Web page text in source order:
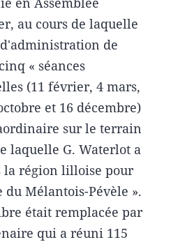
au cours de laquelle
de
« séances
(11 février, 4 mars,
et 16 décembre)
sur le terrain
laquelle G. Waterlot a
la région lilloise pour
du Mélantois-Pévèle ».
était remplacée par
qui a réuni 115